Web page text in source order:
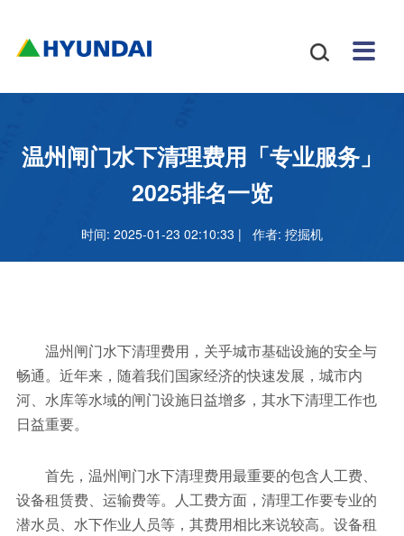

样
机
体育
吗
安博
足球
官网
温州闸门水下清理费用「专业服务」
2025排名一览
时间: 2025-01-23 02:10:33 | 作者: 挖掘机
温州闸门水下清理费用，关乎城市基础设施的安全与
畅通。近年来，随着我们国家经济的快速发展，城市内
河、水库等水域的闸门设施日益增多，其水下清理工作也
日益重要。
首先，温州闸门水下清理费用最重要的包含人工费、
设备租赁费、运输费等。人工费方面，清理工作要专业的
潜水员、水下作业人员等，其费用相比来说较高。设备租